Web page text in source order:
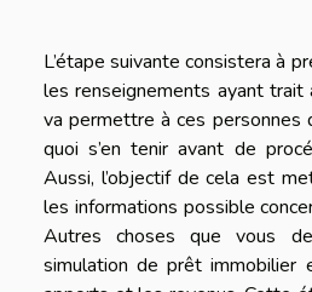
L’étape suivante consistera à
les renseignements ayant trait
va permettre à ces personnes
quoi s’en tenir avant de
Aussi, l’objectif de cela est
les informations possible
Autres choses que vous
simulation de prêt immobilier